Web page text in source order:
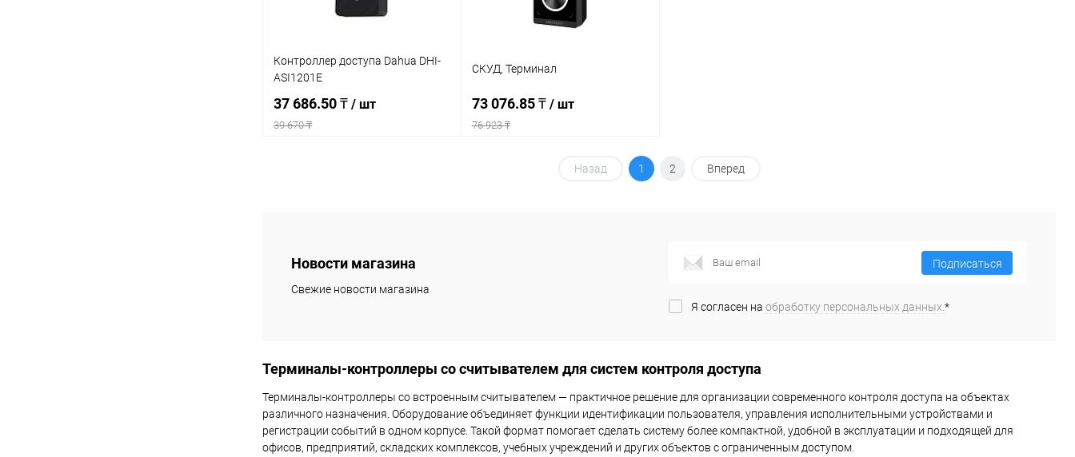
Контроллер доступа Dahua DHI-
ASI1201E
37 686.50 ₸ / шт
39 670 ₸
СКУД, Терминал
73 076.85 ₸ / шт
76 923 ₸
Подписаться
Назад 1 2 Вперед
Новости магазина
Свежие новости магазина
Подписаться
Я согласен на обработку персональных данных. *
Терминалы-контроллеры со считывателем для систем контроля доступа
Терминалы-контроллеры со встроенным считывателем — практичное решение для организации современного контроля доступа на объектах
различного назначения. Оборудование объединяет функции идентификации пользователя, управления исполнительными устройствами и
регистрации событий в одном корпусе. Такой формат помогает сделать систему более компактной, удобной в эксплуатации и подходящей для
офисов, предприятий, складских комплексов, учебных учреждений и других объектов с ограниченным доступом.